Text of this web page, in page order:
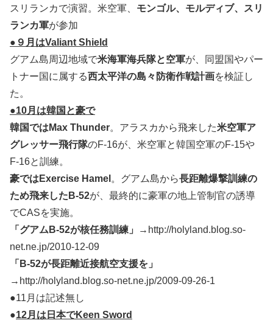
スリランカで演習。米空軍、 モンゴル、モルディブ、スリ
ランカ軍が参加
●９月はValiant Shield
グアム島周辺地域で米海軍海兵隊と空軍が、同盟国やパー
トナー国に属する西太平洋の島々防衛作戦計画を検証し
た。
●10月は韓国と豪で
韓国ではMax Thunder。アラスカから飛来した米空軍ア
グレッサー飛行隊のF-16が、米空軍と韓国空軍のF-15や
F-16と訓練。
豪ではExercise Hamel 。グアム島から長距離爆撃訓練の
ため飛来したB-52が、最終的に豪軍の地上管制官の誘導
でCASを実施。
「グアムB-52が核任務訓練」
→http://holyland.blog.so-
net.ne.jp/2010-12-09
「B-52が長距離近接航空支援を」
→http://holyland.blog.so-net.ne.jp/2009-09-26-1
●11月は記述無し
●12月は日本でKeen Sword